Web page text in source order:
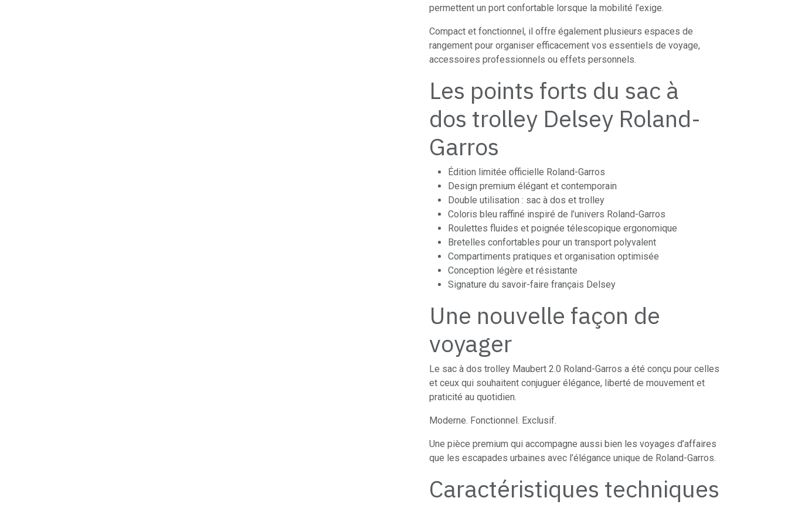
permettent un port confortable lorsque la mobilité l’exige.
Compact et fonctionnel, il offre également plusieurs espaces de
rangement pour organiser efficacement vos essentiels de voyage,
accessoires professionnels ou effets personnels.
Les points forts du sac à
dos trolley Delsey Roland-
Garros
Édition limitée officielle Roland-Garros
Design premium élégant et contemporain
Double utilisation : sac à dos et trolley
Coloris bleu raffiné inspiré de l’univers Roland-Garros
Roulettes fluides et poignée télescopique ergonomique
Bretelles confortables pour un transport polyvalent
Compartiments pratiques et organisation optimisée
Conception légère et résistante
Signature du savoir-faire français Delsey
Une nouvelle façon de
voyager
Le sac à dos trolley Maubert 2.0 Roland-Garros a été conçu pour celles
et ceux qui souhaitent conjuguer élégance, liberté de mouvement et
praticité au quotidien.
Moderne. Fonctionnel. Exclusif.
Une pièce premium qui accompagne aussi bien les voyages d’affaires
que les escapades urbaines avec l’élégance unique de Roland-Garros.
Caractéristiques techniques